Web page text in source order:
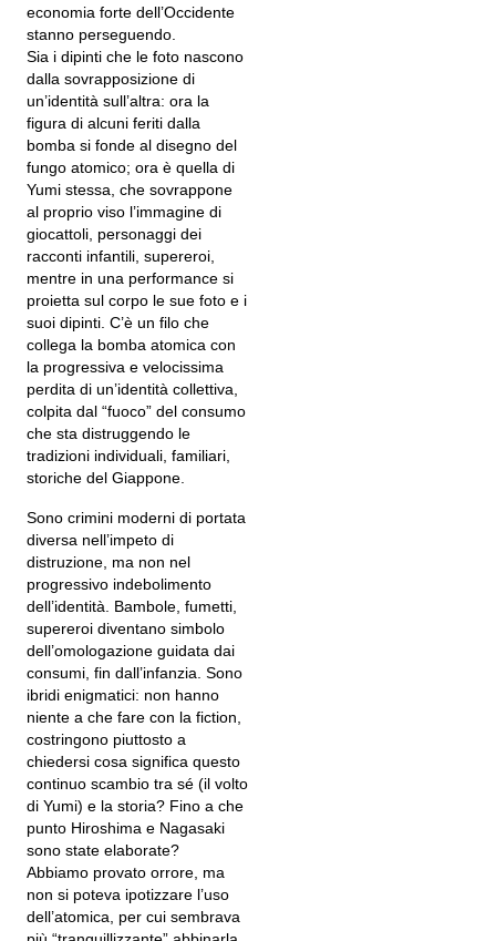
economia forte dell’Occidente
stanno perseguendo.
Sia i dipinti che le foto nascono
dalla sovrapposizione di
un’identità sull’altra: ora la
figura di alcuni feriti dalla
bomba si fonde al disegno del
fungo atomico; ora è quella di
Yumi stessa, che sovrappone
al proprio viso l’immagine di
giocattoli, personaggi dei
racconti infantili, supereroi,
mentre in una performance si
proietta sul corpo le sue foto e i
suoi dipinti. C’è un filo che
collega la bomba atomica con
la progressiva e velocissima
perdita di un’identità collettiva,
colpita dal “fuoco” del consumo
che sta distruggendo le
tradizioni individuali, familiari,
storiche del Giappone.
Sono crimini moderni di portata
diversa nell’impeto di
distruzione, ma non nel
progressivo indebolimento
dell’identità. Bambole, fumetti,
supereroi diventano simbolo
dell’omologazione guidata dai
consumi, fin dall’infanzia. Sono
ibridi enigmatici: non hanno
niente a che fare con la fiction,
costringono piuttosto a
chiedersi cosa significa questo
continuo scambio tra sé (il volto
di Yumi) e la storia? Fino a che
punto Hiroshima e Nagasaki
sono state elaborate?
Abbiamo provato orrore, ma
non si poteva ipotizzare l’uso
dell’atomica, per cui sembrava